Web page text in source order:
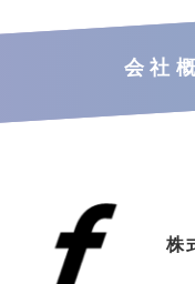
会社
株